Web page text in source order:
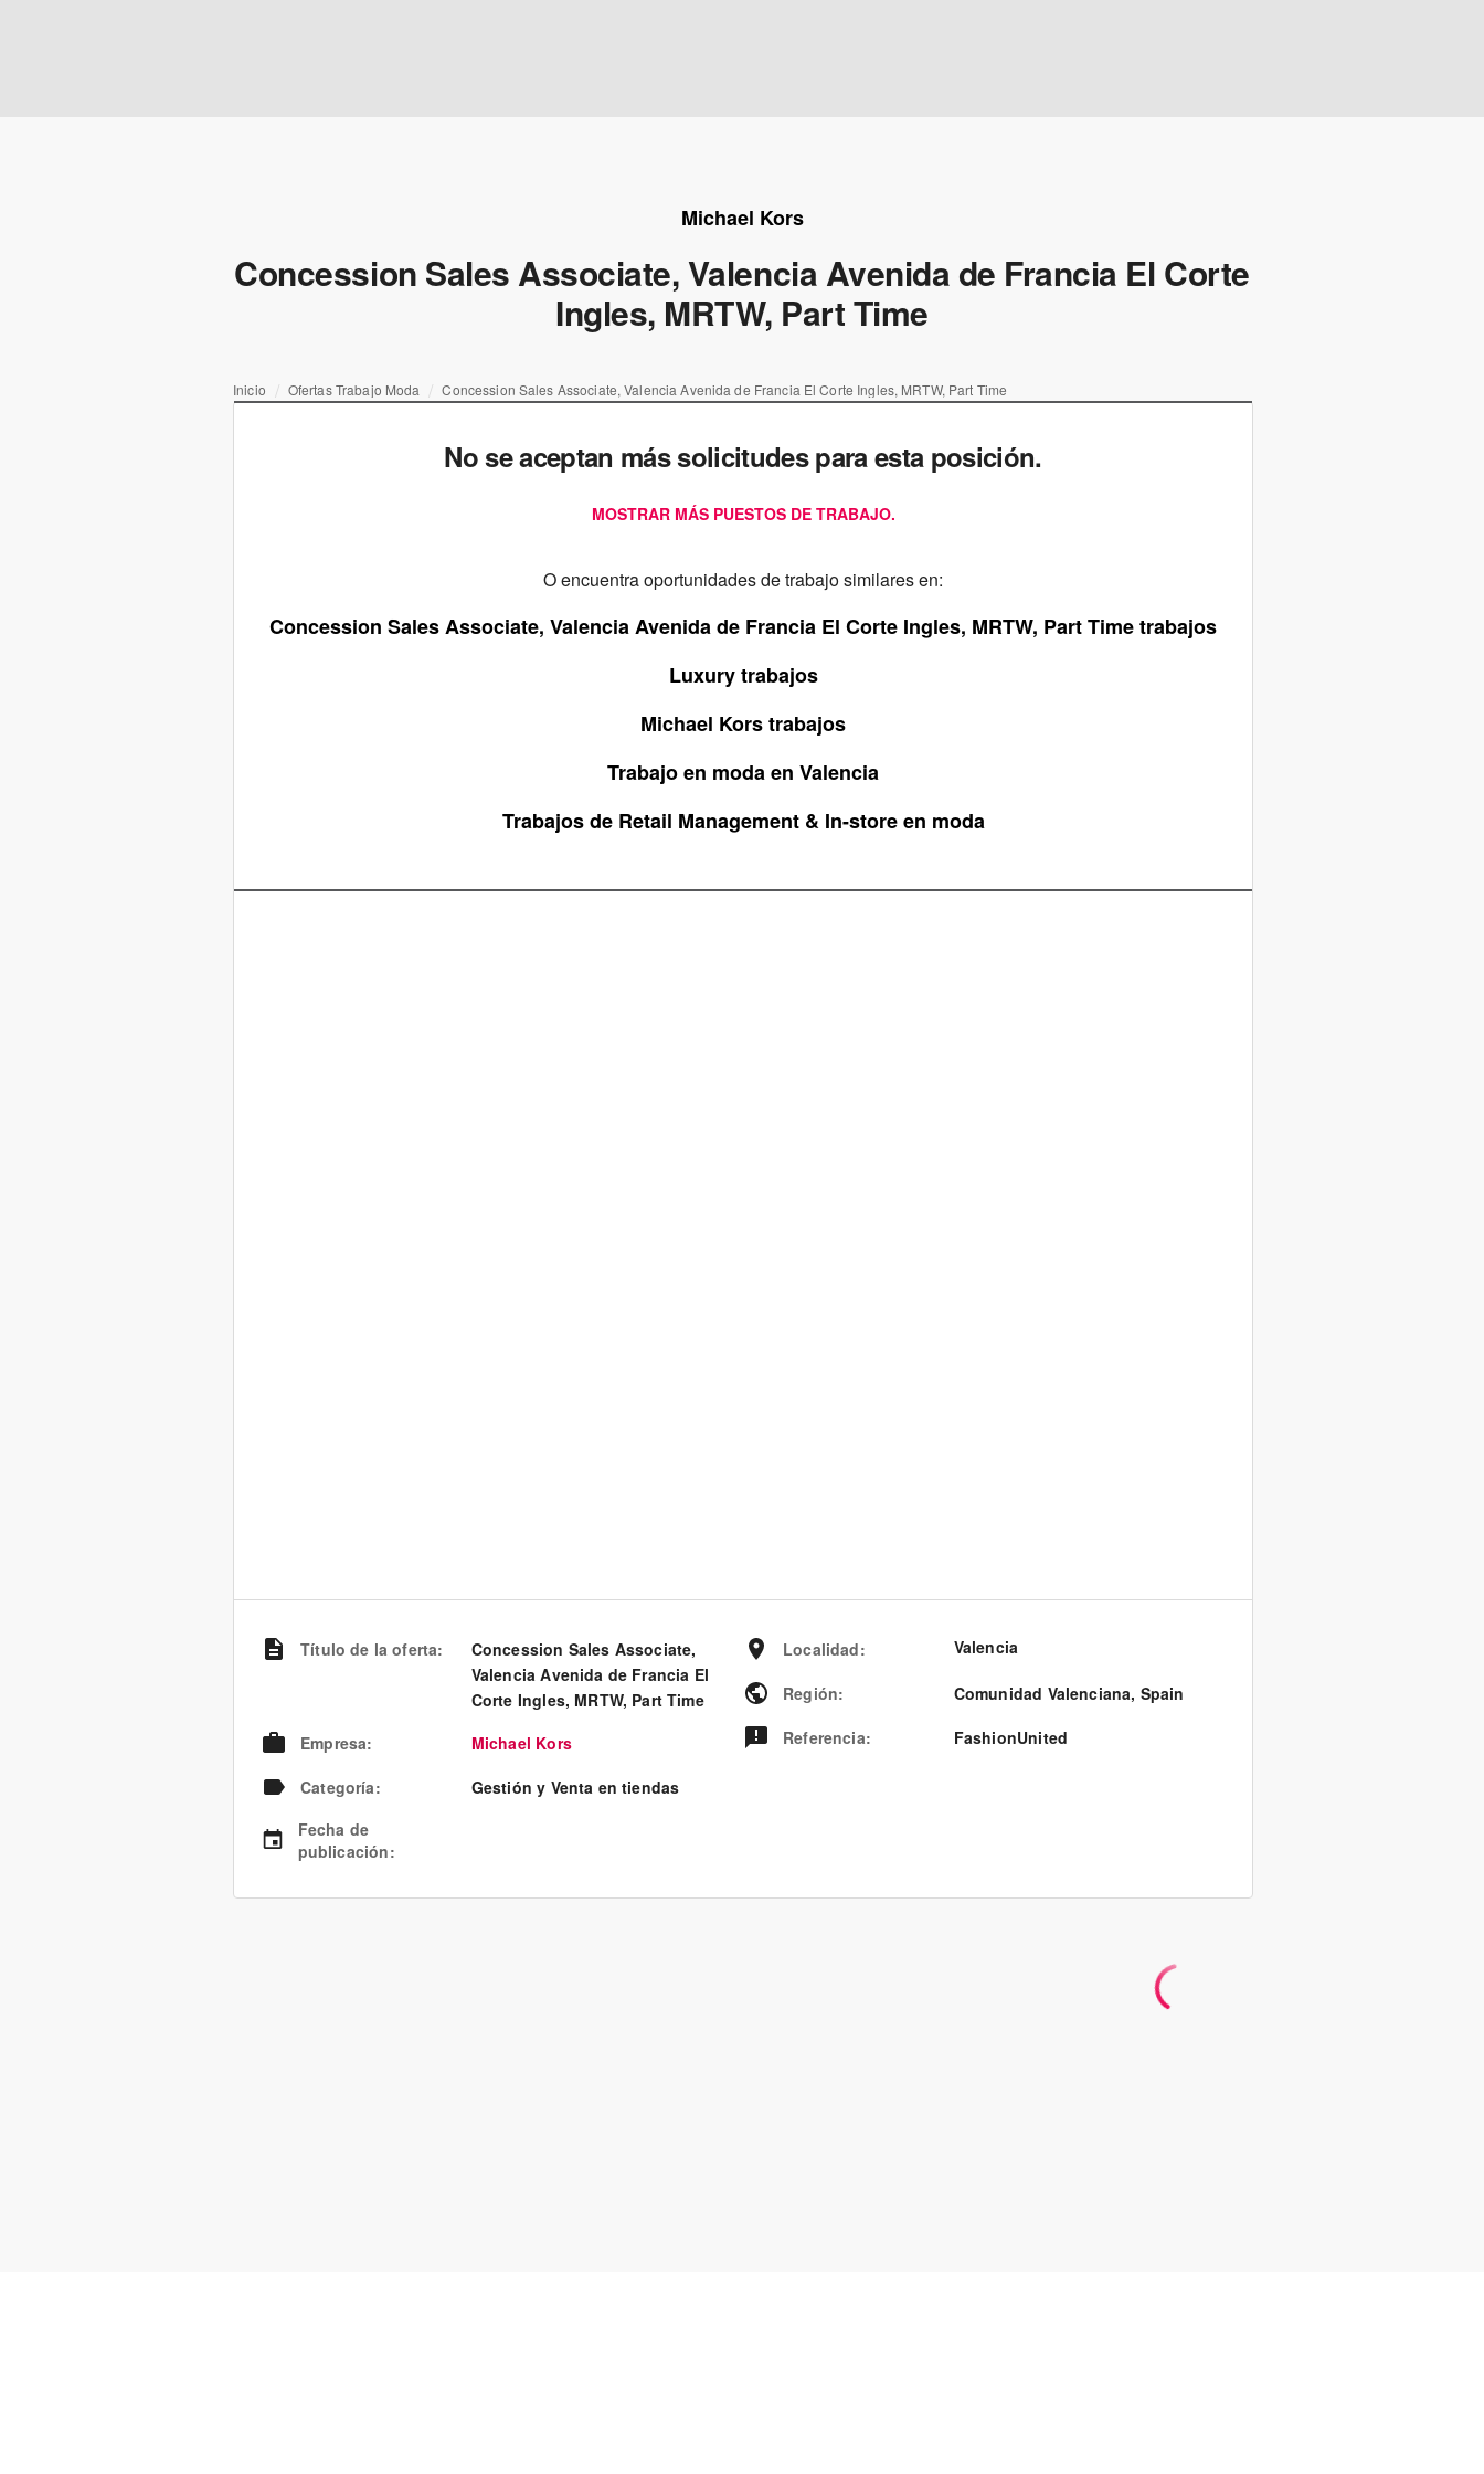
Michael Kors
Concession Sales Associate, Valencia Avenida de Francia El Corte
Ingles, MRTW, Part Time
Inicio Ofertas Trabajo Moda Concession Sales Associate, Valencia Avenida de Francia El Corte Ingles, MRTW, Part Time
No se aceptan más solicitudes para esta posición.
MOSTRAR MÁS PUESTOS DE TRABAJO.
O encuentra oportunidades de trabajo similares en:
Concession Sales Associate, Valencia Avenida de Francia El Corte Ingles, MRTW, Part Time trabajos
Luxury trabajos
Michael Kors trabajos
Trabajo en moda en Valencia
Trabajos de Retail Management & In-store en moda
Título de la oferta:
Concession Sales Associate,
Valencia Avenida de Francia El
Corte Ingles, MRTW, Part Time
Empresa:
Michael Kors
Categoría:
Gestión y Venta en tiendas
Fecha de
publicación:
Localidad: Valencia
Región: Comunidad Valenciana, Spain
Referencia: FashionUnited